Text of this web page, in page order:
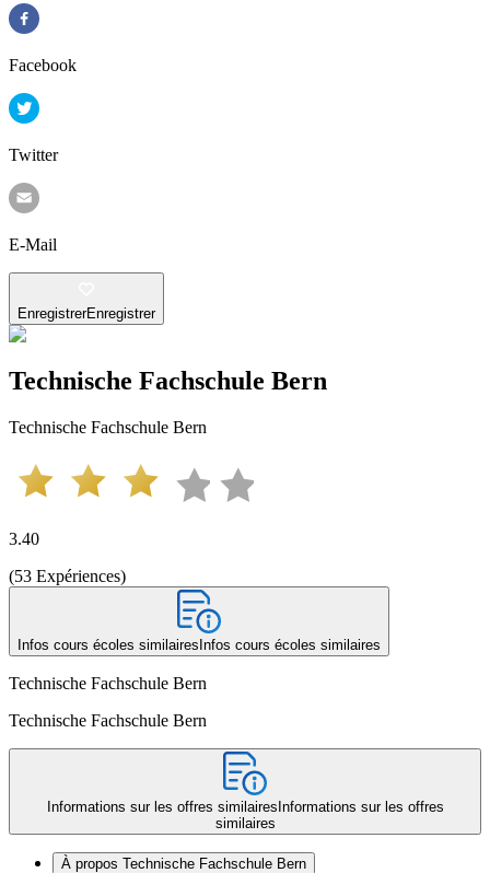
Facebook
Twitter
E-Mail
EnregistrerEnregistrer
Technische Fachschule Bern
Technische Fachschule Bern
3.40
(53 Expériences)
Infos cours écoles similaires Infos cours écoles similaires
Technische Fachschule Bern
Technische Fachschule Bern
Informations sur les offres similaires Informations sur les offres
similaires
À propos Technische Fachschule Bern